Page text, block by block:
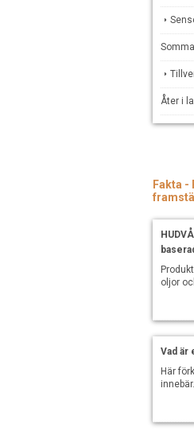
Åter i
Fakta -
oljor
Vad är
Här
innebär.